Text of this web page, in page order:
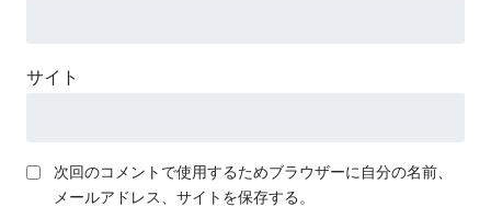
サイト
次回のコメントで使用するためブラウザーに自分の名前、
メールアドレス、サイトを保存する。